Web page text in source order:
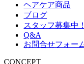
ヘアケア商品
ブログ
スタッフ募集中！
Q&A
お問合せフォー
CONCEPT